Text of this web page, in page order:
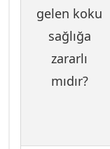
gelen koku
sağlığa
zararlı
mıdır?